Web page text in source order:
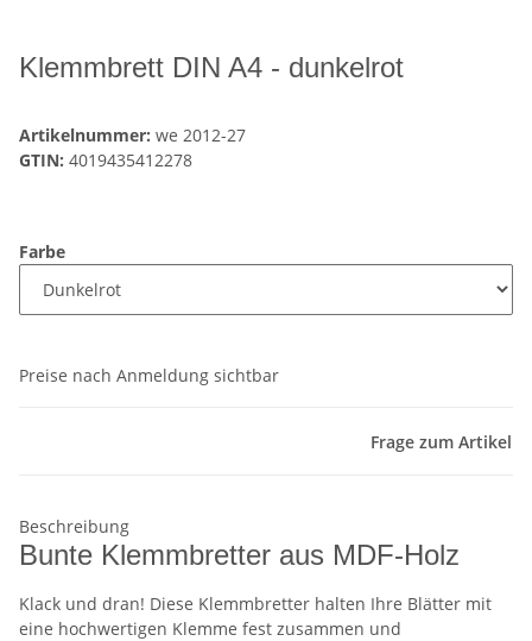
Klemmbrett DIN A4 - dunkelrot
Artikelnummer: we 2012-27
GTIN: 4019435412278
Farbe
Preise nach Anmeldung sichtbar
Frage zum Artikel
Beschreibung
Bunte Klemmbretter aus MDF-Holz
Klack und dran! Diese Klemmbretter halten Ihre Blätter mit
eine hochwertigen Klemme fest zusammen und